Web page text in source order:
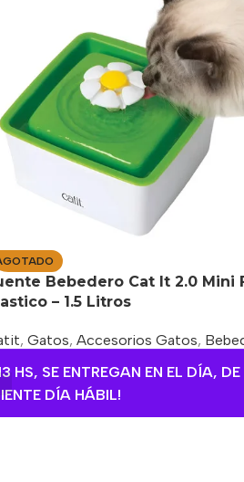
SE ENTREGAN EN EL DÍA,
DÍA HÁBIL!
Bebedero Cat It 2.0 Mini
– 1.5 Litros
, Gatos, Accesorios Gatos,